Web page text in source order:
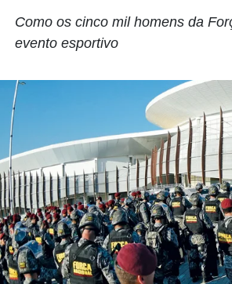
Como os cinco mil homens da
evento esportivo